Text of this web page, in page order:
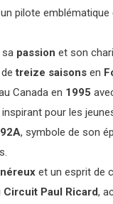
pilote
passion et son
detreize saisonsen
Canada en 1995
inspirant pour les
, symbole de son
et un esprit de
Circuit Paul Ricard,